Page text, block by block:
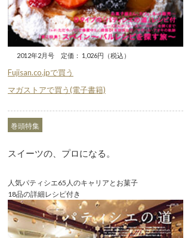
2012年2月号 定価： 1,026円（税込）
Fujisan.co.jpで買う
マガストアで買う(電子書籍)
巻頭特集
スイーツの、プロになる。
人気パティシエ65人のキャリアとお菓子
18品の詳細レシピ付き